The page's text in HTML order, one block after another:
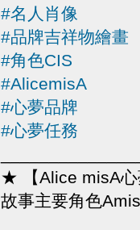
#名人肖像
#品牌吉祥物繪畫
#角色CIS
#AlicemisA
#心夢品牌
#心夢任務
★ 【Alice misA心
故事主要角色